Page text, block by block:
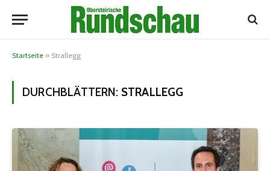
Startseite » Strallegg
DURCHBLÄTTERN: STRALLEGG